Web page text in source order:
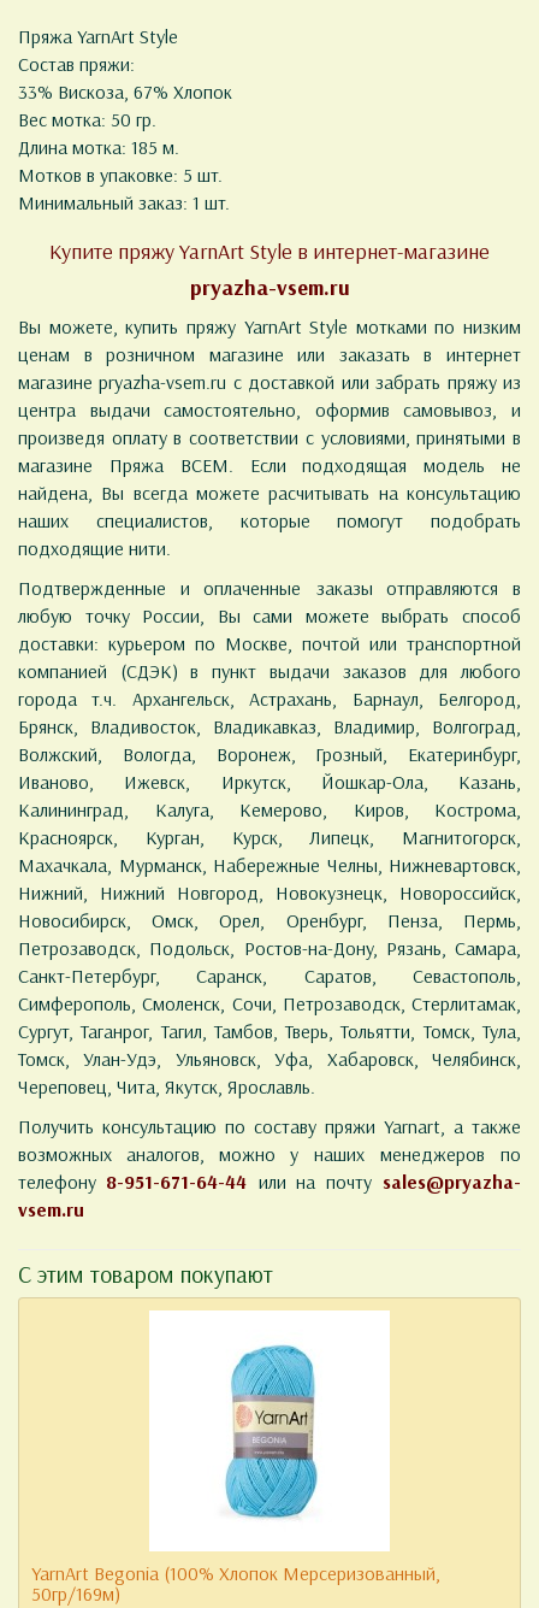
Пряжа YarnArt Style
Состав пряжи:
33% Вискоза, 67% Хлопок
Вес мотка: 50 гр.
Длина мотка: 185 м.
Мотков в упаковке: 5 шт.
Минимальный заказ: 1 шт.
Купите пряжу YarnArt Style в интернет-магазине
pryazha-vsem.ru
Вы можете, купить пряжу YarnArt Style мотками по низким
ценам в розничном магазине или заказать в интернет
магазине pryazha-vsem.ru с доставкой или забрать пряжу из
центра выдачи самостоятельно, оформив самовывоз, и
произведя оплату в соответствии с условиями, принятыми в
магазине Пряжа ВСЕМ. Если подходящая модель не
найдена, Вы всегда можете расчитывать на консультацию
наших специалистов, которые помогут подобрать
подходящие нити.
Подтвержденные и оплаченные заказы отправляются в
любую точку России, Вы сами можете выбрать способ
доставки: курьером по Москве, почтой или транспортной
компанией (СДЭК) в пункт выдачи заказов для любого
города т.ч. Архангельск, Астрахань, Барнаул, Белгород,
Брянск, Владивосток, Владикавказ, Владимир, Волгоград,
Волжский, Вологда, Воронеж, Грозный, Екатеринбург,
Иваново, Ижевск, Иркутск, Йошкар-Ола, Казань,
Калининград, Калуга, Кемерово, Киров, Кострома,
Красноярск, Курган, Курск, Липецк, Магнитогорск,
Махачкала, Мурманск, Набережные Челны, Нижневартовск,
Нижний, Нижний Новгород, Новокузнецк, Новороссийск,
Новосибирск, Омск, Орел, Оренбург, Пенза, Пермь,
Петрозаводск, Подольск, Ростов-на-Дону, Рязань, Самара,
Санкт-Петербург, Саранск, Саратов, Севастополь,
Симферополь, Смоленск, Сочи, Петрозаводск, Стерлитамак,
Сургут, Таганрог, Тагил, Тамбов, Тверь, Тольятти, Томск, Тула,
Томск, Улан-Удэ, Ульяновск, Уфа, Хабаровск, Челябинск,
Череповец, Чита, Якутск, Ярославль.
Получить консультацию по составу пряжи Yarnart, а также
возможных аналогов, можно у наших менеджеров по
телефону 8-951-671-64-44 или на почту sales@pryazha-
vsem.ru
С этим товаром покупают
YarnArt Begonia (100% Хлопок Мерсеризованный,
50гр/169м)